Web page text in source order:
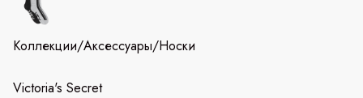
Коллекции/Аксессуары/Носки
Victoria's Secret